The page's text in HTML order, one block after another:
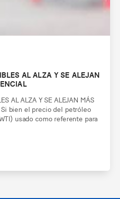
AL ALZA Y SE ALEJAN
AL ALZA Y SE ALEJAN MÁS
Si bien el precio del petróleo
usado como referente para